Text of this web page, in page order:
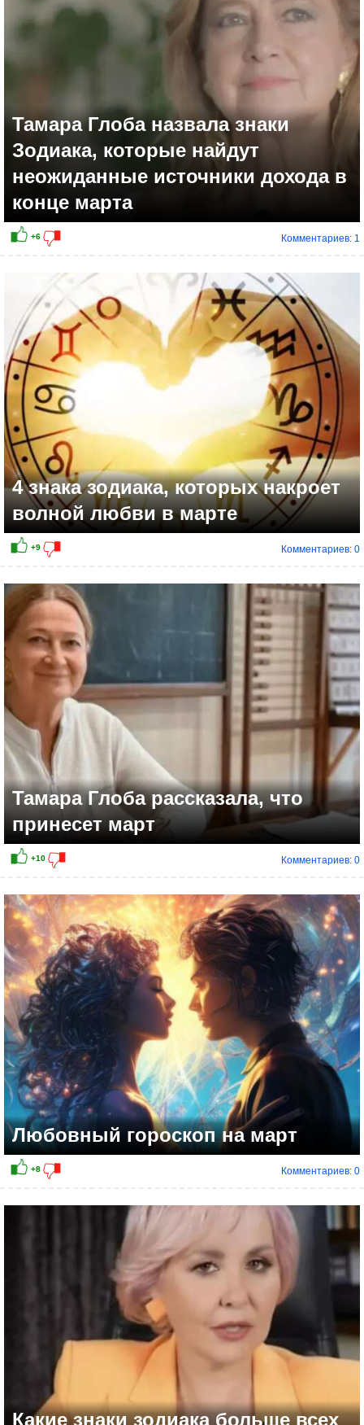
+15
Тамара Глоба назвала знаки
Зодиака, которые найдут
неожиданные источники дохода в
конце марта
Комментариев: 1
4 знака зодиака, которых накроет
волной любви в марте
Комментариев: 0
Тамара Глоба рассказала, что
принесет март
Комментариев: 0
Любовный гороскоп на март
Комментариев: 0
Какие знаки зодиака больше всех